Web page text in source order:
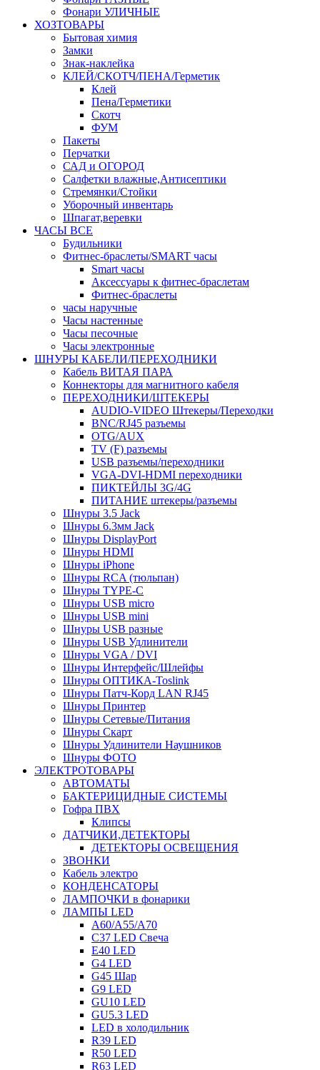
Фонари УЛИЧНЫЕ
ХОЗТОВАРЫ
Бытовая химия
Замки
Знак-наклейка
КЛЕЙ/СКОТЧ/ПЕНА/Герметик
Клей
Пена/Герметики
Скотч
ФУМ
Пакеты
Перчатки
САД и ОГОРОД
Салфетки влажные,Антисептики
Стремянки/Стойки
Уборочный инвентарь
Шпагат,веревки
ЧАСЫ ВСЕ
Будильники
Фитнес-браслеты/SMART часы
Smart часы
Аксессуары к фитнес-браслетам
Фитнес-браслеты
часы наручные
Часы настенные
Часы песочные
Часы электронные
ШНУРЫ КАБЕЛИ/ПЕРЕХОДНИКИ
Кабель ВИТАЯ ПАРА
Коннекторы для магнитного кабеля
ПЕРЕХОДНИКИ/ШТЕКЕРЫ
AUDIO-VIDEO Штекеры/Переходки
BNC/RJ45 разъемы
OTG/AUX
TV (F) разъемы
USB разъемы/переходники
VGA-DVI-HDMI переходники
ПИКТЕЙЛЫ 3G/4G
ПИТАНИЕ штекеры/разъемы
Шнуры 3.5 Jack
Шнуры 6.3мм Jack
Шнуры DisplayPort
Шнуры HDMI
Шнуры iPhone
Шнуры RCA (тюльпан)
Шнуры TYPE-C
Шнуры USB micro
Шнуры USB mini
Шнуры USB разные
Шнуры USB Удлинители
Шнуры VGA / DVI
Шнуры Интерфейс/Шлейфы
Шнуры ОПТИКА-Toslink
Шнуры Патч-Корд LAN RJ45
Шнуры Принтер
Шнуры Сетевые/Питания
Шнуры Скарт
Шнуры Удлинители Наушников
Шнуры ФОТО
ЭЛЕКТРОТОВАРЫ
АВТОМАТЫ
БАКТЕРИЦИДНЫЕ СИСТЕМЫ
Гофра ПВХ
Клипсы
ДАТЧИКИ,ДЕТЕКТОРЫ
ДЕТЕКТОРЫ ОСВЕЩЕНИЯ
ЗВОНКИ
Кабель электро
КОНДЕНСАТОРЫ
ЛАМПОЧКИ в фонарики
ЛАМПЫ LED
A60/A55/A70
C37 LED Свеча
E40 LED
G4 LED
G45 Шар
G9 LED
GU10 LED
GU5.3 LED
LED в холодильник
R39 LED
R50 LED
R63 LED